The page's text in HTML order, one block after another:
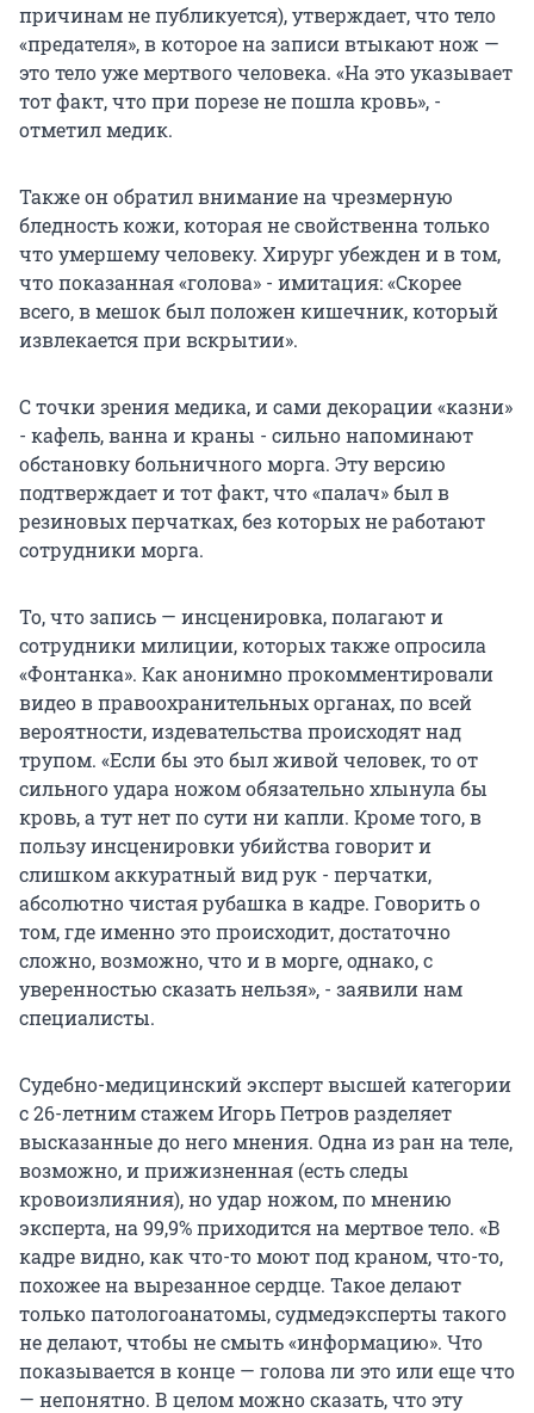
причинам не публикуется), утверждает, что тело
«предателя», в которое на записи втыкают нож —
это тело уже мертвого человека. «На это указывает
тот факт, что при порезе не пошла кровь», -
отметил медик.
Также он обратил внимание на чрезмерную
бледность кожи, которая не свойственна только
что умершему человеку. Хирург убежден и в том,
что показанная «голова» - имитация: «Скорее
всего, в мешок был положен кишечник, который
извлекается при вскрытии».
С точки зрения медика, и сами декорации «казни»
- кафель, ванна и краны - сильно напоминают
обстановку больничного морга. Эту версию
подтверждает и тот факт, что «палач» был в
резиновых перчатках, без которых не работают
сотрудники морга.
То, что запись — инсценировка, полагают и
сотрудники милиции, которых также опросила
«Фонтанка». Как анонимно прокомментировали
видео в правоохранительных органах, по всей
вероятности, издевательства происходят над
трупом. «Если бы это был живой человек, то от
сильного удара ножом обязательно хлынула бы
кровь, а тут нет по сути ни капли. Кроме того, в
пользу инсценировки убийства говорит и
слишком аккуратный вид рук - перчатки,
абсолютно чистая рубашка в кадре. Говорить о
том, где именно это происходит, достаточно
сложно, возможно, что и в морге, однако, с
уверенностью сказать нельзя», - заявили нам
специалисты.
Судебно-медицинский эксперт высшей категории
с 26-летним стажем Игорь Петров разделяет
высказанные до него мнения. Одна из ран на теле,
возможно, и прижизненная (есть следы
кровоизлияния), но удар ножом, по мнению
эксперта, на 99,9% приходится на мертвое тело. «В
кадре видно, как что-то моют под краном, что-то,
похожее на вырезанное сердце. Такое делают
только патологоанатомы, судмедэксперты такого
не делают, чтобы не смыть «информацию». Что
показывается в конце — голова ли это или еще что
— непонятно. В целом можно сказать, что эту